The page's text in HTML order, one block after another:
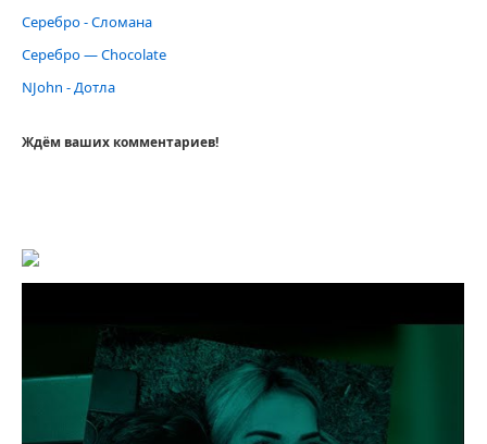
Серебро - Сломана
Серебро — Chocolate
NJohn - Дотла
Ждём ваших комментариев!